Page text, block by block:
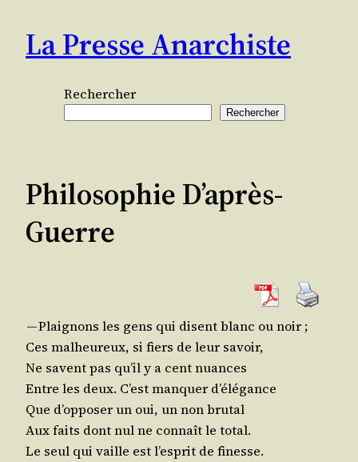
contenu
La Presse Anarchiste
Rechercher
Rechercher
Philosophie D’après-
Guerre
— Plai­gnons les gens qui disent blanc ou noir ;
Ces mal­heu­reux, si fiers de leur savoir,
Ne savent pas qu’il y a cent nuances
Entre les deux. C’est man­quer d’élégance
Que d’op­po­ser un oui, un non brutal
Aux faits dont nul ne connaît le total.
Le seul qui vaille est l’es­prit de finesse.